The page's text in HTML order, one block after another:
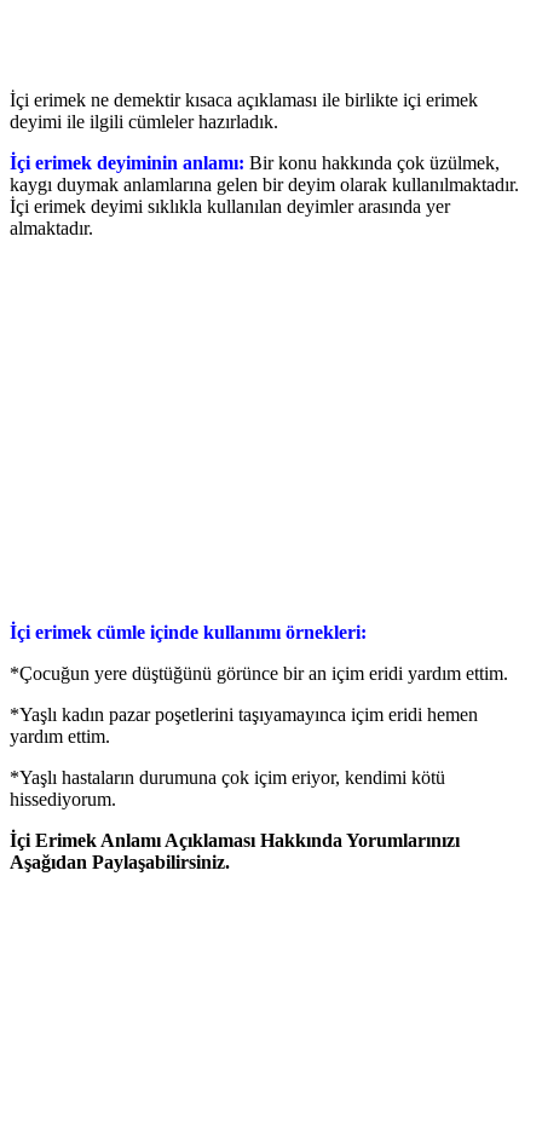
İçi erimek ne demektir kısaca açıklaması ile birlikte içi erimek
deyimi ile ilgili cümleler hazırladık.
İçi erimek deyiminin anlamı: Bir konu hakkında çok üzülmek,
kaygı duymak anlamlarına gelen bir deyim olarak kullanılmaktadır.
İçi erimek deyimi sıklıkla kullanılan deyimler arasında yer
almaktadır.
İçi erimek cümle içinde kullanımı örnekleri:
*Çocuğun yere düştüğünü görünce bir an içim eridi yardım ettim.
*Yaşlı kadın pazar poşetlerini taşıyamayınca içim eridi hemen
yardım ettim.
*Yaşlı hastaların durumuna çok içim eriyor, kendimi kötü
hissediyorum.
İçi Erimek Anlamı Açıklaması Hakkında Yorumlarınızı
Aşağıdan Paylaşabilirsiniz.